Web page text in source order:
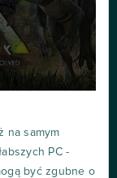
na samym
PC -
być zgubne o